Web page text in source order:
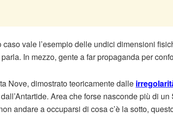
vale l’esempio delle undici dimensioni
In mezzo, gente a far propaganda per
Nove, dimostrato teoricamente dalle
Area che forse nasconde più di
andare a occuparsi di cosa c’è la sotto,